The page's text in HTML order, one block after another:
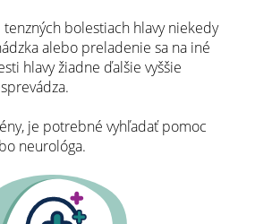
bolestiach hlavy niekedy
alebo preladenie sa na iné
hlavy žiadne ďalšie vyššie
je potrebné vyhľadať pomoc
neurológa.